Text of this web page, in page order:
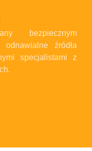
bezpiecznym
źródła
specjalistami z